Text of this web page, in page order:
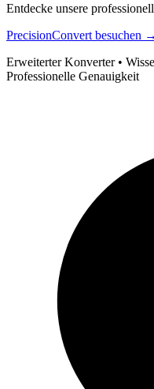
Entdecke unsere
PrecisionConvert besuchen →
Erweiterter Konverter •
Professionelle Genauigkeit